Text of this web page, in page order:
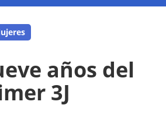
años del
3J